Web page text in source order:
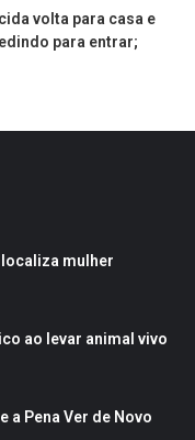
volta para casa e
para entrar;
mulher
ao levar animal vivo
a Pena Ver de Novo